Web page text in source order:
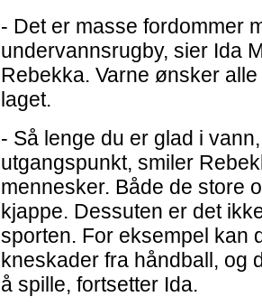
- Det er masse fordommer
undervannsrugby, sier Ida
Rebekka. Varne ønsker
laget.
- Så lenge du er glad i
utgangspunkt, smiler
mennesker. Både de store
kjappe. Dessuten er det
sporten. For eksempel kan
kneskader fra håndball, og
å spille, fortsetter Ida.